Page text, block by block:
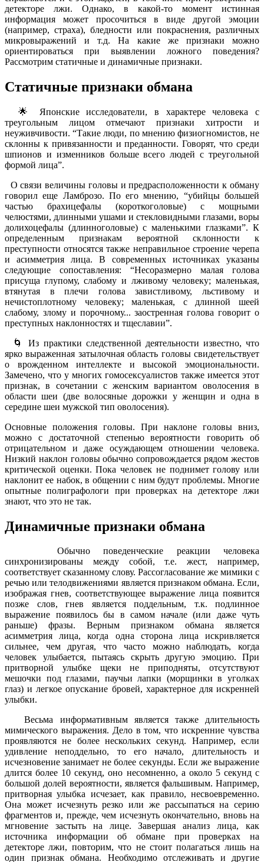
детекторе лжи. Однако, в какой-то момент истинная
информация может просочиться в виде другой эмоции
(например, страха), бледности или покраснения, различных
микровыражений и т.д. На какие же признаки можно
ориентироваться при выявлении ложного поведения?
Рассмотрим статичные и динамичные признаки.
Статичные признаки обмана
🌟 Японские исследователи, в характере человека с
треугольным лицом отмечают признаки хитрости и
неуживчивости. “Такие люди, по мнению физиогномистов, не
склонны к привязанности и преданности. Говорят, что среди
шпионов и изменников больше всего людей с треугольной
формой лица”.
О связи величины головы и предрасположенности к обману
говорил еще Ламброзо. По его мнению, “убийцы большей
частью брахицефалы (короткоголовые) с мощными
челюстями, длинными ушами и стекловидными глазами, воры
долихоцефалы (длинноголовые) с маленькими глазками”. К
определенным признакам вероятной склонности к
преступности относятся также неправильное строение черепа
и асимметрия лица. В современных источниках указаны
следующие сопоставления: “Несоразмерно малая голова
присуща глупому, слабому и лживому человеку; маленькая,
втянутая в плечи голова завистливому, льстивому и
нечистоплотному человеку; маленькая, с длинной шеей
слабому, злому и порочному... заостренная голова говорит о
преступных наклонностях и тщеславии”.
🌀 Из практики следственной деятельности известно, что
ярко выраженная затылочная область головы свидетельствует
о врожденном интеллекте и высокой эмоциональности.
Замечено, что у многих гомосексуалистов также имеется этот
признак, в сочетании с женским вариантом оволосения в
области шеи (две волосяные дорожки у женщин и одна в
середине шеи мужской тип оволосения).
Основные положения головы. При наклоне головы вниз,
можно с достаточной степенью вероятности говорить об
отрицательном и даже осуждающем отношении человека.
Низкий наклон головы обычно сопровождается рядом жестов
критической оценки. Пока человек не поднимет голову или
наклонит ее набок, в общении с ним будут проблемы. Многие
опытные полиграфологи при проверках на детекторе лжи
знают, что это не так.
Динамичные признаки обмана
Обычно поведенческие реакции человека
синхронизированы между собой, т.е. жест, например,
соответствует сказанному слову. Рассогласование же мимики с
речью или телодвижениями является признаком обмана. Если,
изображая гнев, соответствующее выражение лица появится
позже слов, гнев является поддельным, т.к. подлинное
выражение появилось бы в самом начале (или даже чуть
раньше) фразы. Верным признаком обмана является
асимметрия лица, когда одна сторона лица искривляется
сильнее, чем другая, что часто можно наблюдать, когда
человек улыбается, пытаясь скрыть другую эмоцию. При
притворной улыбке щеки не приподняты, отсутствуют
мешочки под глазами, паучьи лапки (морщинки в уголках
глаз) и легкое опускание бровей, характерное для искренней
улыбки.
Весьма информативным является также длительность
мимического выражения. Дело в том, что искренние чувства
проявляются не более нескольких секунд. Например, если
удивление неподдельно, то его начало, длительность и
исчезновение занимает не более секунды. Если же выражение
длится более 10 секунд, оно несомненно, а около 5 секунд с
большой долей вероятности, является фальшивым. Например,
притворная улыбка исчезает, как правило, несвоевременно.
Она может исчезнуть резко или же рассыпаться на серию
фрагментов и, прежде, чем исчезнуть окончательно, вновь на
мгновение застыть на лице. Завершая анализ лица, как
источника информации об обмане при проверках на
детекторе лжи, повторим, что не стоит полагаться лишь на
один признак обмана. Необходимо отслеживать и другие